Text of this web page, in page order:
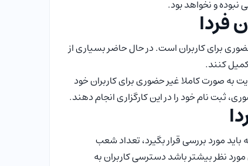
نبوده و نخواهد بود.
فردا
برای کاربران است. در حال حاضر بسیاری از
کنند.
به صورت کاملا غیر حضوری برای کاربران خود
ثبت نام خود را در این کارگزاری انجام دهند.
مورد بررسی قرار بگیرد، تعداد شعب
نظر بیشتر باشد دسترسی کاربران به